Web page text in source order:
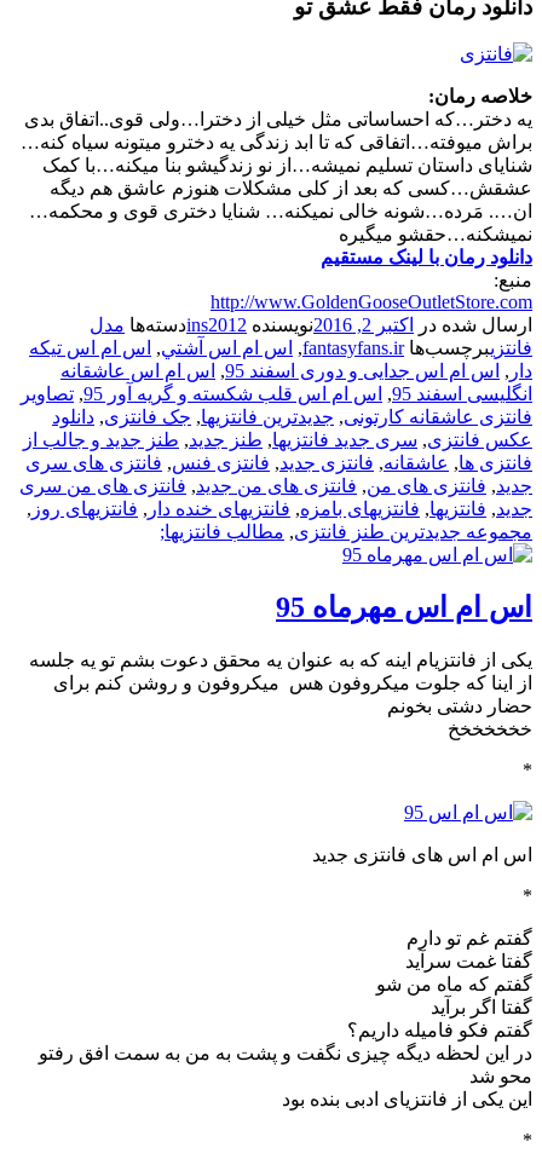
دانلود رمان فقط عشق تو
خلاصه رمان:
یه دختر…که احساساتی مثل خیلی از دخترا…ولی قوی..اتفاق بدی
براش میوفته…اتفاقی که تا ابد زندگی یه دخترو میتونه سیاه کنه…
شنایای داستان تسلیم نمیشه…از نو زندگیشو بنا میکنه…با کمک
عشقش…کسی که بعد از کلی مشکلات هنوزم عاشق هم دیگه
ان…. مَرده…شونه خالی نمیکنه… شنایا دختری قوی و محکمه…
نمیشکنه…حقشو میگیره
دانلود رمان با لینک مستقیم
منبع:
http://www.GoldenGooseOutletStore.com
ارسال شده در
اکتبر 2, 2016 نویسنده ins2012دسته‌ها مدل
فانتزیبرچسب‌هاfantasyfans.ir
, اس ام اس آشتي, اس ام اس تیکه
دار , اس ام اس جدایی و دوری اسفند 95 , اس ام اس عاشقانه
انگلیسی اسفند 95
, اس ام اس قلب شکسته و گریه آور 95 , تصاویر
فانتزی عاشقانه کارتونی, جدیدترین فانتزیها, جک فانتزی, دانلود
عکس فانتزی, سری جدید فانتزیها, طنز جدید, طنز جدید و جالب از
فانتزی ها, عاشقانه, فانتزی جدید, فانتزی فنس, فانتزی های سری
جدید, فانتزی های من, فانتزی های من جدید, فانتزی های من سری
جدید, فانتزیها, فانتزیهای بامزه, فانتزیهای خنده دار , فانتزیهای روز ,
مجموعه جدیدترین طنز فانتزی, مطالب فانتزیها;
اس ام اس مهرماه 95
یکی از فانتزیام اینه که به عنوان یه محقق دعوت بشم تو یه جلسه
از اینا که جلوت میکروفون هس میکروفون و روشن کنم برای
حضار دشتی بخونم
خخخخخخخ
*
اس ام اس های فانتزی جدید
*
گفتم غم تو دارم
گفتا غمت سرآید
گفتم که ماه من شو
گفتا اگر برآید
گفتم فکو فامیله داریم؟
در این لحظه دیگه چیزی نگفت و پشت به من به سمت افق رفتو
محو شد
این یکی از فانتزیای ادبی بنده بود
*